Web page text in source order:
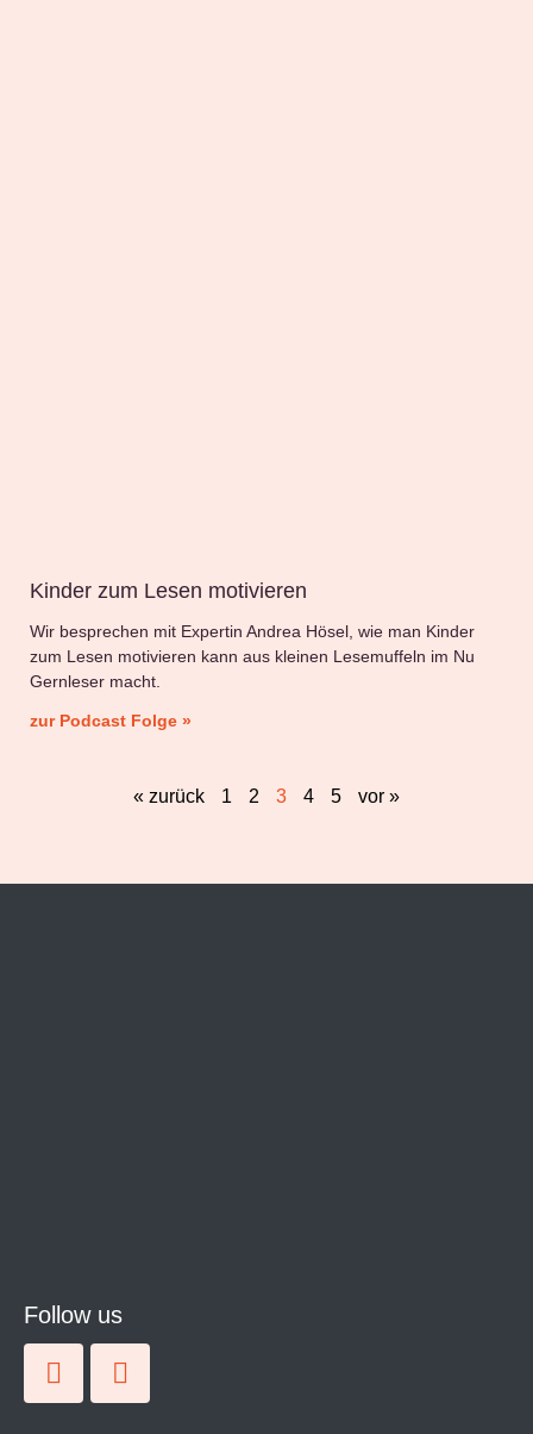
Kinder zum Lesen motivieren
Wir besprechen mit Expertin Andrea Hösel, wie man Kinder
zum Lesen motivieren kann aus kleinen Lesemuffeln im Nu
Gernleser macht.
zur Podcast Folge »
« zurück 1 2 3 4 5 vor »
Follow us